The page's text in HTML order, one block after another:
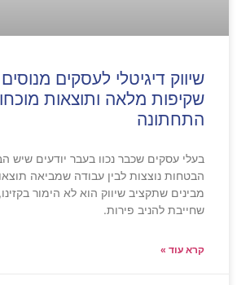
שיווק דיגיטלי לעסקים
שקיפות מלאה ותוצאות
התחתונה
בעלי עסקים שכבר נכוו בעבר יודעים שיש
הבטחות נוצצות לבין עבודה שמביאה
מבינים שתקציב שיווק הוא לא הימור
שחייבת להניב פירות.
קרא עוד »